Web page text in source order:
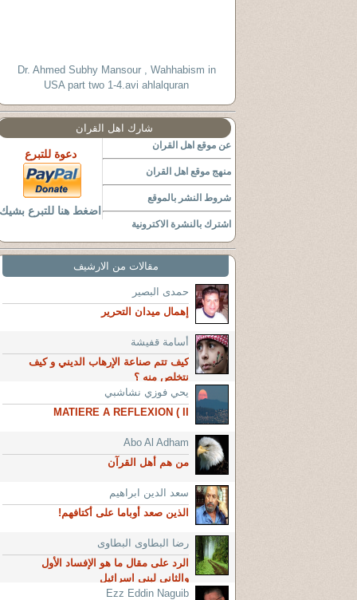
Dr. Ahmed Subhy Mansour , Wahhabism in
USA part two 1-4.avi ahlalquran
شارك اهل القران
عن موقع اهل القران
منهج موقع اهل القران
شروط النشر بالموقع
اشترك بالنشرة الاكترونية
دعوة للتبرع
اضغط هنا للتبرع بشيك
مقالات من الارشيف
حمدى البصير
إهمال ميدان التحرير
أسامة قفيشة
كيف تتم صناعة الإرهاب الديني و كيف
نتخلص منه ؟
يحي فوزي نشاشبي
MATIERE A REFLEXION ( II
Abo Al Adham
من هم أهل القرآن
سعد الدين ابراهيم
الذين صعد أوباما على أكتافهم!
رضا البطاوى البطاوى
الرد على مقال ما هو الإفساد الأول
والثاني لبني اسرائيل
Ezz Eddin Naguib